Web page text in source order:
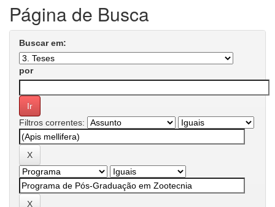
Página de Busca
Buscar em:
por
Filtros correntes: